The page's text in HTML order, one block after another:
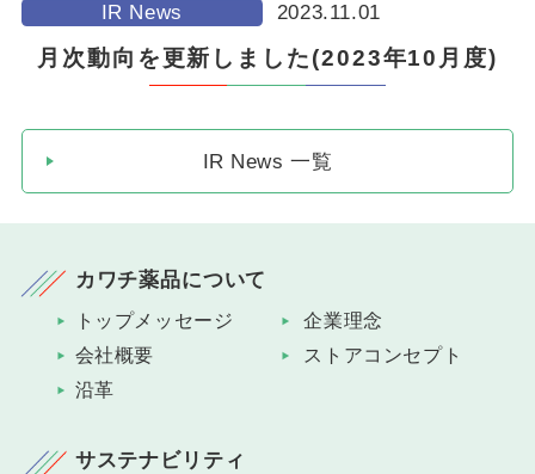
IR News 2023.11.01
月次動向を更新しました(2023年10月度)
IR News 一覧
カワチ薬品について
トップメッセージ
企業理念
会社概要
ストアコンセプト
沿革
サステナビリティ